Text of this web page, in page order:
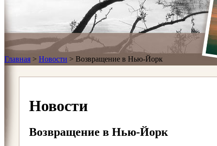
Главная > Новости > Возвращение в Нью-Йорк
Новости
Возвращение в Нью-Йорк